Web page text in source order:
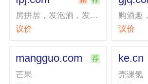
房拼居，发泡酒，发泡剂翻抛机粉皮机风炮机放片机翻牌机
议价
议价
mangguo.com 荐
芒果
ke.cn
壳课氪